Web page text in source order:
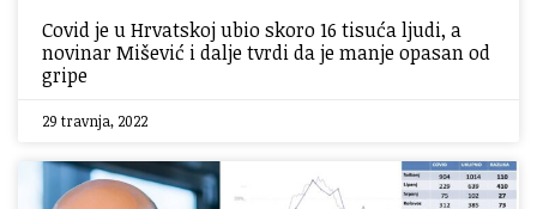
Covid je u Hrvatskoj ubio skoro 16 tisuća ljudi, a
novinar Mišević i dalje tvrdi da je manje opasan od
gripe
29 travnja, 2022